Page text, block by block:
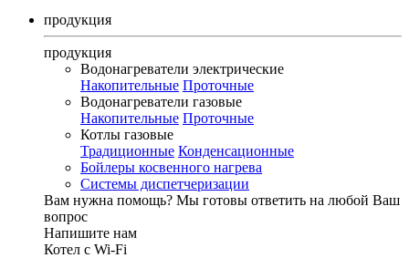
продукция
продукция
Водонагреватели электрические
Накопительные Проточные
Водонагреватели газовые
Накопительные Проточные
Котлы газовые
Традиционные Конденсационные
Бойлеры косвенного нагрева
Системы диспетчеризации
Вам нужна помощь? Мы готовы ответить на любой Ваш
вопрос
Напишите нам
Котел с Wi-Fi